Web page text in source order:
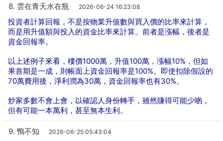
8. 雲在青天水在瓶 2026-06-24 16:23:08
投資者計算回報，不是按物業升值數與買入價的比率來計算，
而是用升值額與投入的資金比率來計算。前者是漲幅，後者是
資金回報率。
以上述例子來看，樓價1000萬，升值100萬，漲幅10%，但如
果首期是一成，則帳面上資金回報率是100%。即使扣除假設的
70萬費用後，淨利潤為30萬，資金回報率也有30%。
炒家多數不會上會，以確認人身份轉手，雖然賺得可能少啲，
但有可能一本萬利，甚至無本生利。
9. 鴨不知 2026-06-25 05:43:04